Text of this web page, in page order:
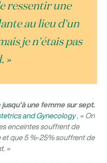
ressentir une
au lieu d'un
je n'étais pas
»
une femme sur sept.
and Gynecology, « On
enceintes souffrent de
que 5 %-25% souffrent de
»